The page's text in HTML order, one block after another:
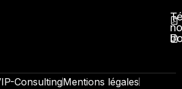
ConsultingMentions légales